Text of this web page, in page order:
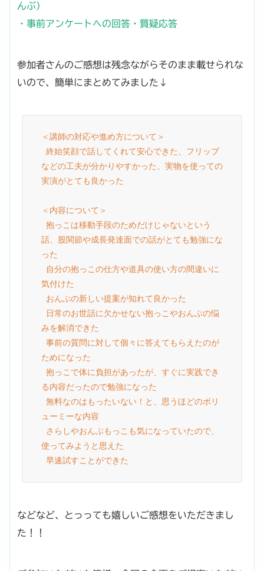
んぶ）
・事前アンケートへの回答・質疑応答
参加者さんのご感想は残念ながらそのまま載せられな
いので、簡単にまとめてみました↓
＜講師の対応や進め方について＞
などの工夫が分かりやすかった、実物を使っての
実演がとても良かった
＜内容について＞
話、股関節や成長発達面での話がとても勉強にな
った
気付けた
みを解消できた
ためになった
る内容だったので勉強になった
ューミーな内容
使ってみようと思えた
早速試すことができた
などなど、とっっても嬉しいご感想をいただきまし
た！！